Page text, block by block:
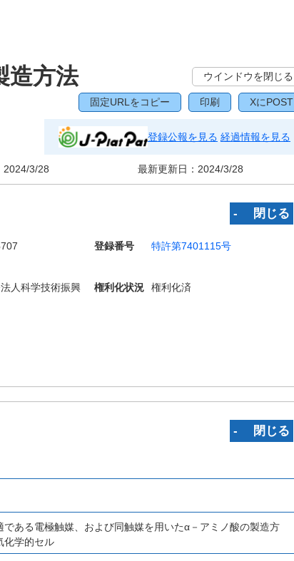
造方法 ウインドウを閉じる
固定URLをコピー 印刷 XにPOST
登録公報を見る 経過情報を見る
2024/3/28 最新更新日： 2024/3/28
‐ 閉じる
登録番号
特許第7401115号
人科学技術振興
権利化状況 権利化済
‐ 閉じる
ある電極触媒、および同触媒を用いたα－アミノ酸の製造方
化学的セル